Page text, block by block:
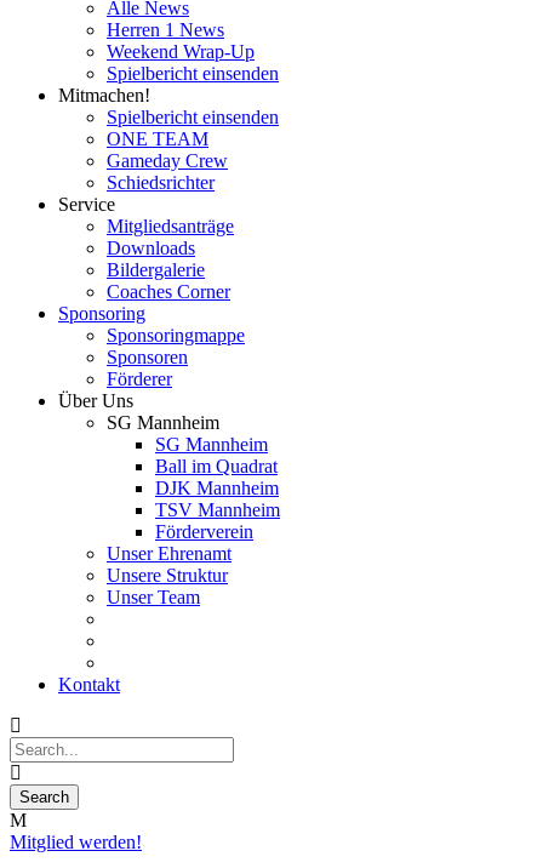
Alle News
Herren 1 News
Weekend Wrap-Up
Spielbericht einsenden
Mitmachen!
Spielbericht einsenden
ONE TEAM
Gameday Crew
Schiedsrichter
Service
Mitgliedsanträge
Downloads
Bildergalerie
Coaches Corner
Sponsoring
Sponsoringmappe
Sponsoren
Förderer
Über Uns
SG Mannheim
SG Mannheim
Ball im Quadrat
DJK Mannheim
TSV Mannheim
Förderverein
Unser Ehrenamt
Unsere Struktur
Unser Team
Kontakt
Mitglied werden!